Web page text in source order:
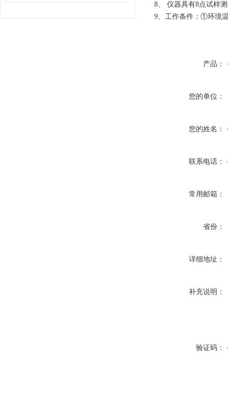
8、 仪器具有8点试样
9、工作条件：①环境
产品：
您的单位：
您的姓名：
联系电话：
常用邮箱：
省份：
详细地址：
补充说明：
验证码：